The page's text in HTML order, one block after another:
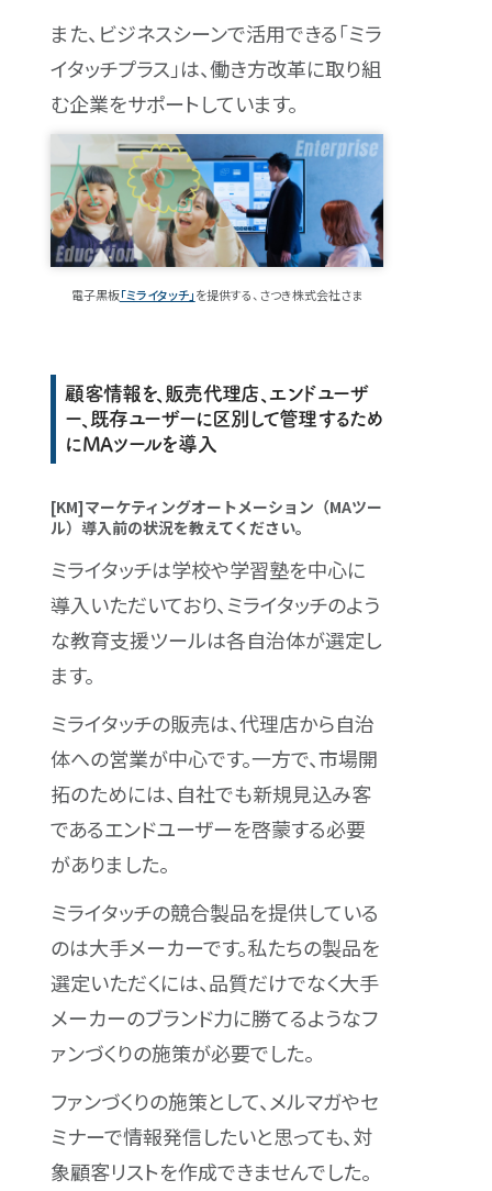
また、ビジネスシーンで活用できる「ミラ
イタッチプラス」は、働き方改革に取り組
む企業をサポートしています。
電子黒板「ミライタッチ」を提供する、さつき株式会社さま
顧客情報を、販売代理店、エンドユーザ
ー、既存ユーザーに区別して管理するため
にMAツールを導入
[KM]マーケティングオートメーション（MAツー
ル）導入前の状況を教えてください。
ミライタッチは学校や学習塾を中心に
導入いただいており、ミライタッチのよう
な教育支援ツールは各自治体が選定し
ます。
ミライタッチの販売は、代理店から自治
体への営業が中心です。一方で、市場開
拓のためには、自社でも新規見込み客
であるエンドユーザーを啓蒙する必要
がありました。
ミライタッチの競合製品を提供している
のは大手メーカーです。私たちの製品を
選定いただくには、品質だけでなく大手
メーカーのブランド力に勝てるようなフ
ァンづくりの施策が必要でした。
ファンづくりの施策として、メルマガやセ
ミナーで情報発信したいと思っても、対
象顧客リストを作成できませんでした。